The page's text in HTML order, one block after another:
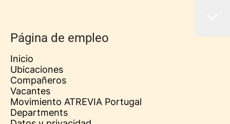
Página de empleo
Inicio
Ubicaciones
Compañeros
Vacantes
Movimiento ATREVIA Portugal
Departments